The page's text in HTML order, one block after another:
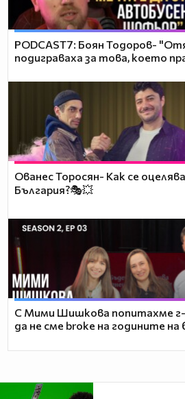
PODCAST7: ‪Боян Тодоров-
подиграваха за това, което
Ованес Торосян- Как се
България?🎭💥
С Мими Шишкова попитахме
да не сме broke на годините на